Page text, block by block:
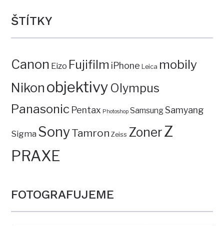
ŠTÍTKY
Canon Eizo Fujifilm iPhone Leica mobily
Nikon objektivy Olympus
Panasonic Pentax Photoshop SamsungSamyang
Sigma SonyTamron Zeiss ZonerZ
PRAXE
FOTOGRAFUJEME